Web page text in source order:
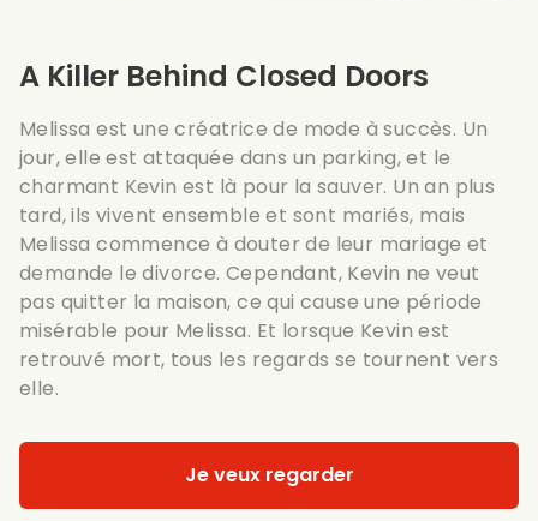
A Killer Behind Closed Doors
Melissa est une créatrice de mode à succès. Un
jour, elle est attaquée dans un parking, et le
charmant Kevin est là pour la sauver. Un an plus
tard, ils vivent ensemble et sont mariés, mais
Melissa commence à douter de leur mariage et
demande le divorce. Cependant, Kevin ne veut
pas quitter la maison, ce qui cause une période
misérable pour Melissa. Et lorsque Kevin est
retrouvé mort, tous les regards se tournent vers
elle.
Je veux regarder